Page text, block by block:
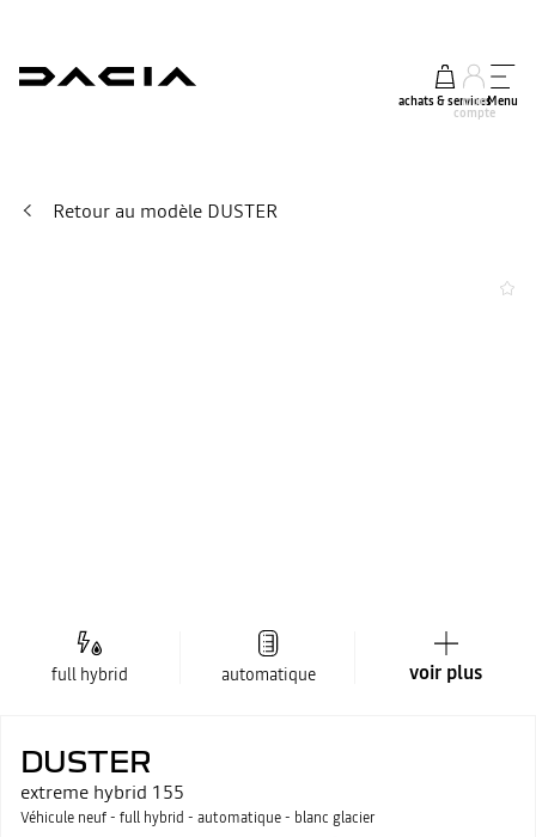
achats & services
mon
compte
Menu
Retour au modèle DUSTER
full hybrid automatique voir plus
DUSTER
extreme hybrid 155
Véhicule neuf - full hybrid - automatique - blanc glacier